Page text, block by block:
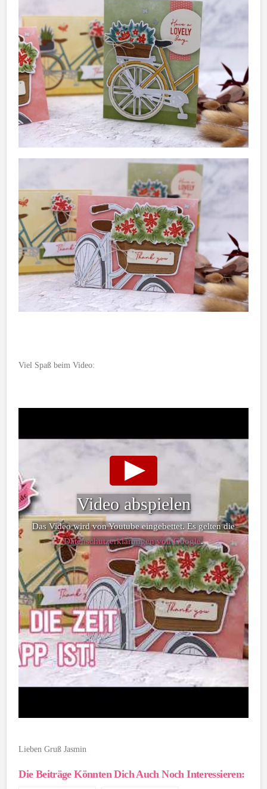
Viel Spaß beim Video:
Video abspielen
Das Video wird von Youtube eingebettet. Es gelten die
Datenschutzerklärungen von Google.
Lieben Gruß Jasmin
Die Beiträge Könnten Dich Auch Noch Interessieren: